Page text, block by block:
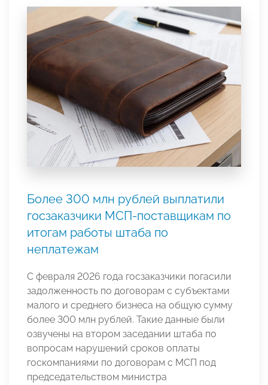
Более 300 млн рублей выплатили
госзаказчики МСП-поставщикам по
итогам работы штаба по
неплатежам
С февраля 2026 года госзаказчики погасили
задолженность по договорам с субъектами
малого и среднего бизнеса на общую сумму
более 300 млн рублей. Такие данные были
озвучены на втором заседании штаба по
вопросам нарушений сроков оплаты
госкомпаниями по договорам с МСП под
председательством министра